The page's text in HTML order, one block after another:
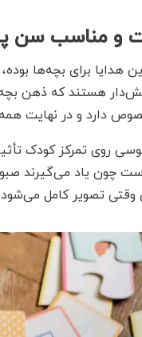
هدایا برای بچه‌ها
هستند که ذهن
دارد و در نهایت
روی تمرکز کودک
چون یاد می‌گیرند
تصویر کامل